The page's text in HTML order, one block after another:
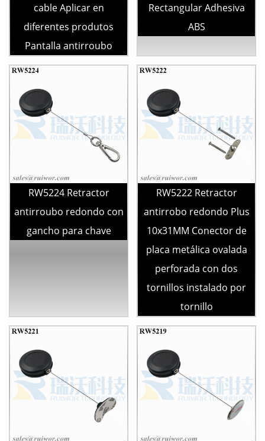
cable Aplicar en
diferentes produtos
Pantalla antirroubo
Rectangular Adhesiva
ABS
RW5224 Retractor
antirroubo redondo con
gancho para chave
RW5222 Retractor
antirrobo redondo Plus
10x31MM Conector de
placa metálica ovalada
perforada con dos
tornillos instalado por
tornillo